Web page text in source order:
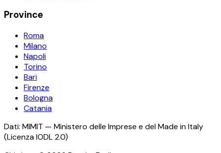
Province
Roma
Milano
Napoli
Torino
Bari
Firenze
Bologna
Catania
Dati: MIMIT — Ministero delle Imprese e del Made in Italy
(Licenza IODL 2.0)